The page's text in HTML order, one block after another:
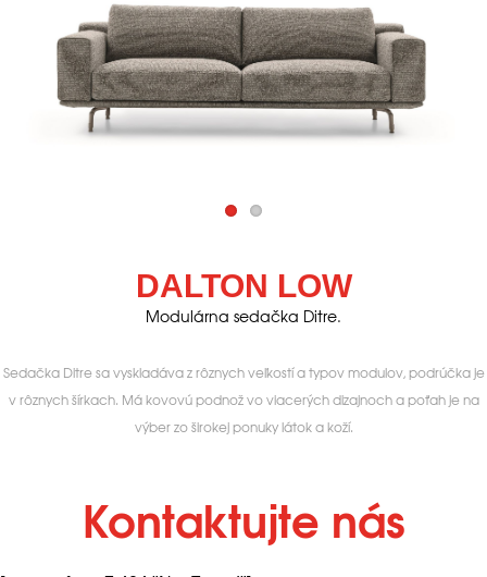
DALTON LOW
Modulárna sedačka Ditre.
Sedačka Ditre sa vyskladáva z rôznych veľkostí a typov modulov, podrúčka je
v rôznych šírkach. Má kovovú podnož vo viacerých dizajnoch a poťah je na
výber zo širokej ponuky látok a koží.
Kontaktujte nás